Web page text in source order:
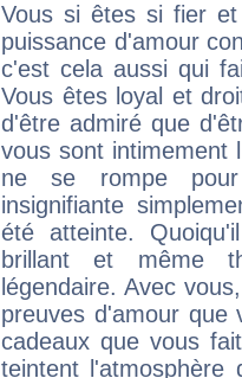
Vous si êtes si fier
puissance d'amour
c'est cela aussi qui
Vous êtes loyal et
d'être admiré que
vous sont intimement
ne se rompe pour
insignifiante
été atteinte.
brillant et même
légendaire. Avec
preuves d'amour que
cadeaux que vous
teintent